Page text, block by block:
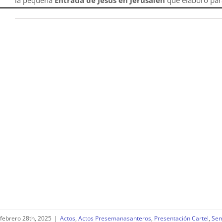
febrero 28th, 2025 | Actos, Actos Presemanasanteros, Presentación Cartel,